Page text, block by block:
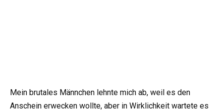
Mein brutales Männchen lehnte mich ab, weil es den
Anschein erwecken wollte, aber in Wirklichkeit wartete es